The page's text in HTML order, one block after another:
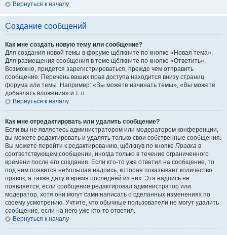
Вернуться к началу
Создание сообщений
Как мне создать новую тему или сообщение?
Для создания новой темы в форуме щёлкните по кнопке «Новая тема».
Для размещения сообщения в теме щёлкните по кнопке «Ответить».
Возможно, придётся зарегистрироваться, прежде чем отправить
сообщение. Перечень ваших прав доступа находится внизу страниц
форума или темы. Например: «Вы можете начинать темы», «Вы можете
добавлять вложения» и т. п.
Вернуться к началу
Как мне отредактировать или удалить сообщение?
Если вы не являетесь администратором или модератором конференции,
вы можете редактировать и удалять только свои собственные сообщения.
Вы можете перейти к редактированию, щёлкнув по кнопке Правка в
соответствующем сообщении, иногда только в течение ограниченного
времени после его создания. Если кто-то уже ответил на сообщение, то
под ним появится небольшая надпись, которая показывает количество
правок, а также дату и время последней из них. Эта надпись не
появляется, если сообщение редактировал администратор или
модератор, хотя они могут сами написать о сделанных изменениях по
своему усмотрению. Учтите, что обычные пользователи не могут удалить
сообщение, если на него уже кто-то ответил.
Вернуться к началу